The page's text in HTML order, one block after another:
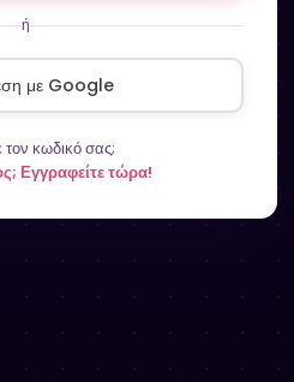
ή
με Google
κωδικό σας;
Εγγραφείτε τώρα!